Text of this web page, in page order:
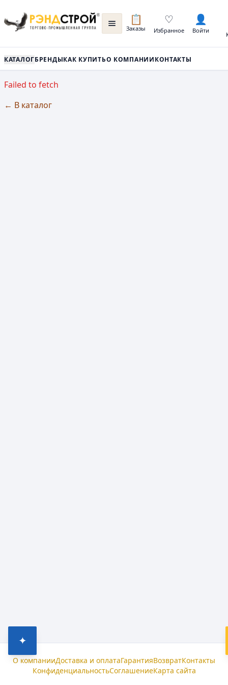
📋
Заказы
♡
Избранное
👤
Войти
КАТАЛОГБРЕНДЫКАК КУПИТЬО КОМПАНИИКОНТАКТЫ
Failed to fetch
← В каталог
✦
О компанииДоставка и оплатаГарантияВозвратКонтакты
КонфиденциальностьСоглашениеКарта сайта